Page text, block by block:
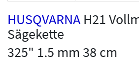
HUSQVARNA H21
Sägekette
325" 1,5 mm 38 cm